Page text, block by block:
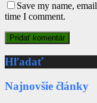
Save my name,
time I comment.
Hľadať
Najnovšie články